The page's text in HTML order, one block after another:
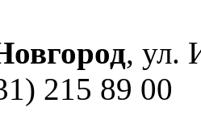
, ул.
215 89 00